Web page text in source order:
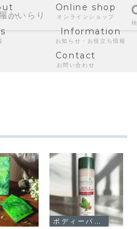
ついて
Online shop
オンラインショップ
Information
お知らせ・お役立ち情報
Contact
お問い合わせ
かいらり